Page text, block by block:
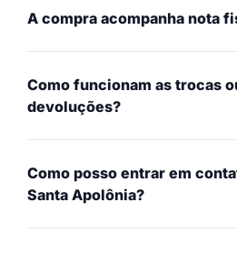
A compra acompanha nota
Como funcionam as trocas
devoluções?
Como posso entrar em
Santa Apolônia?